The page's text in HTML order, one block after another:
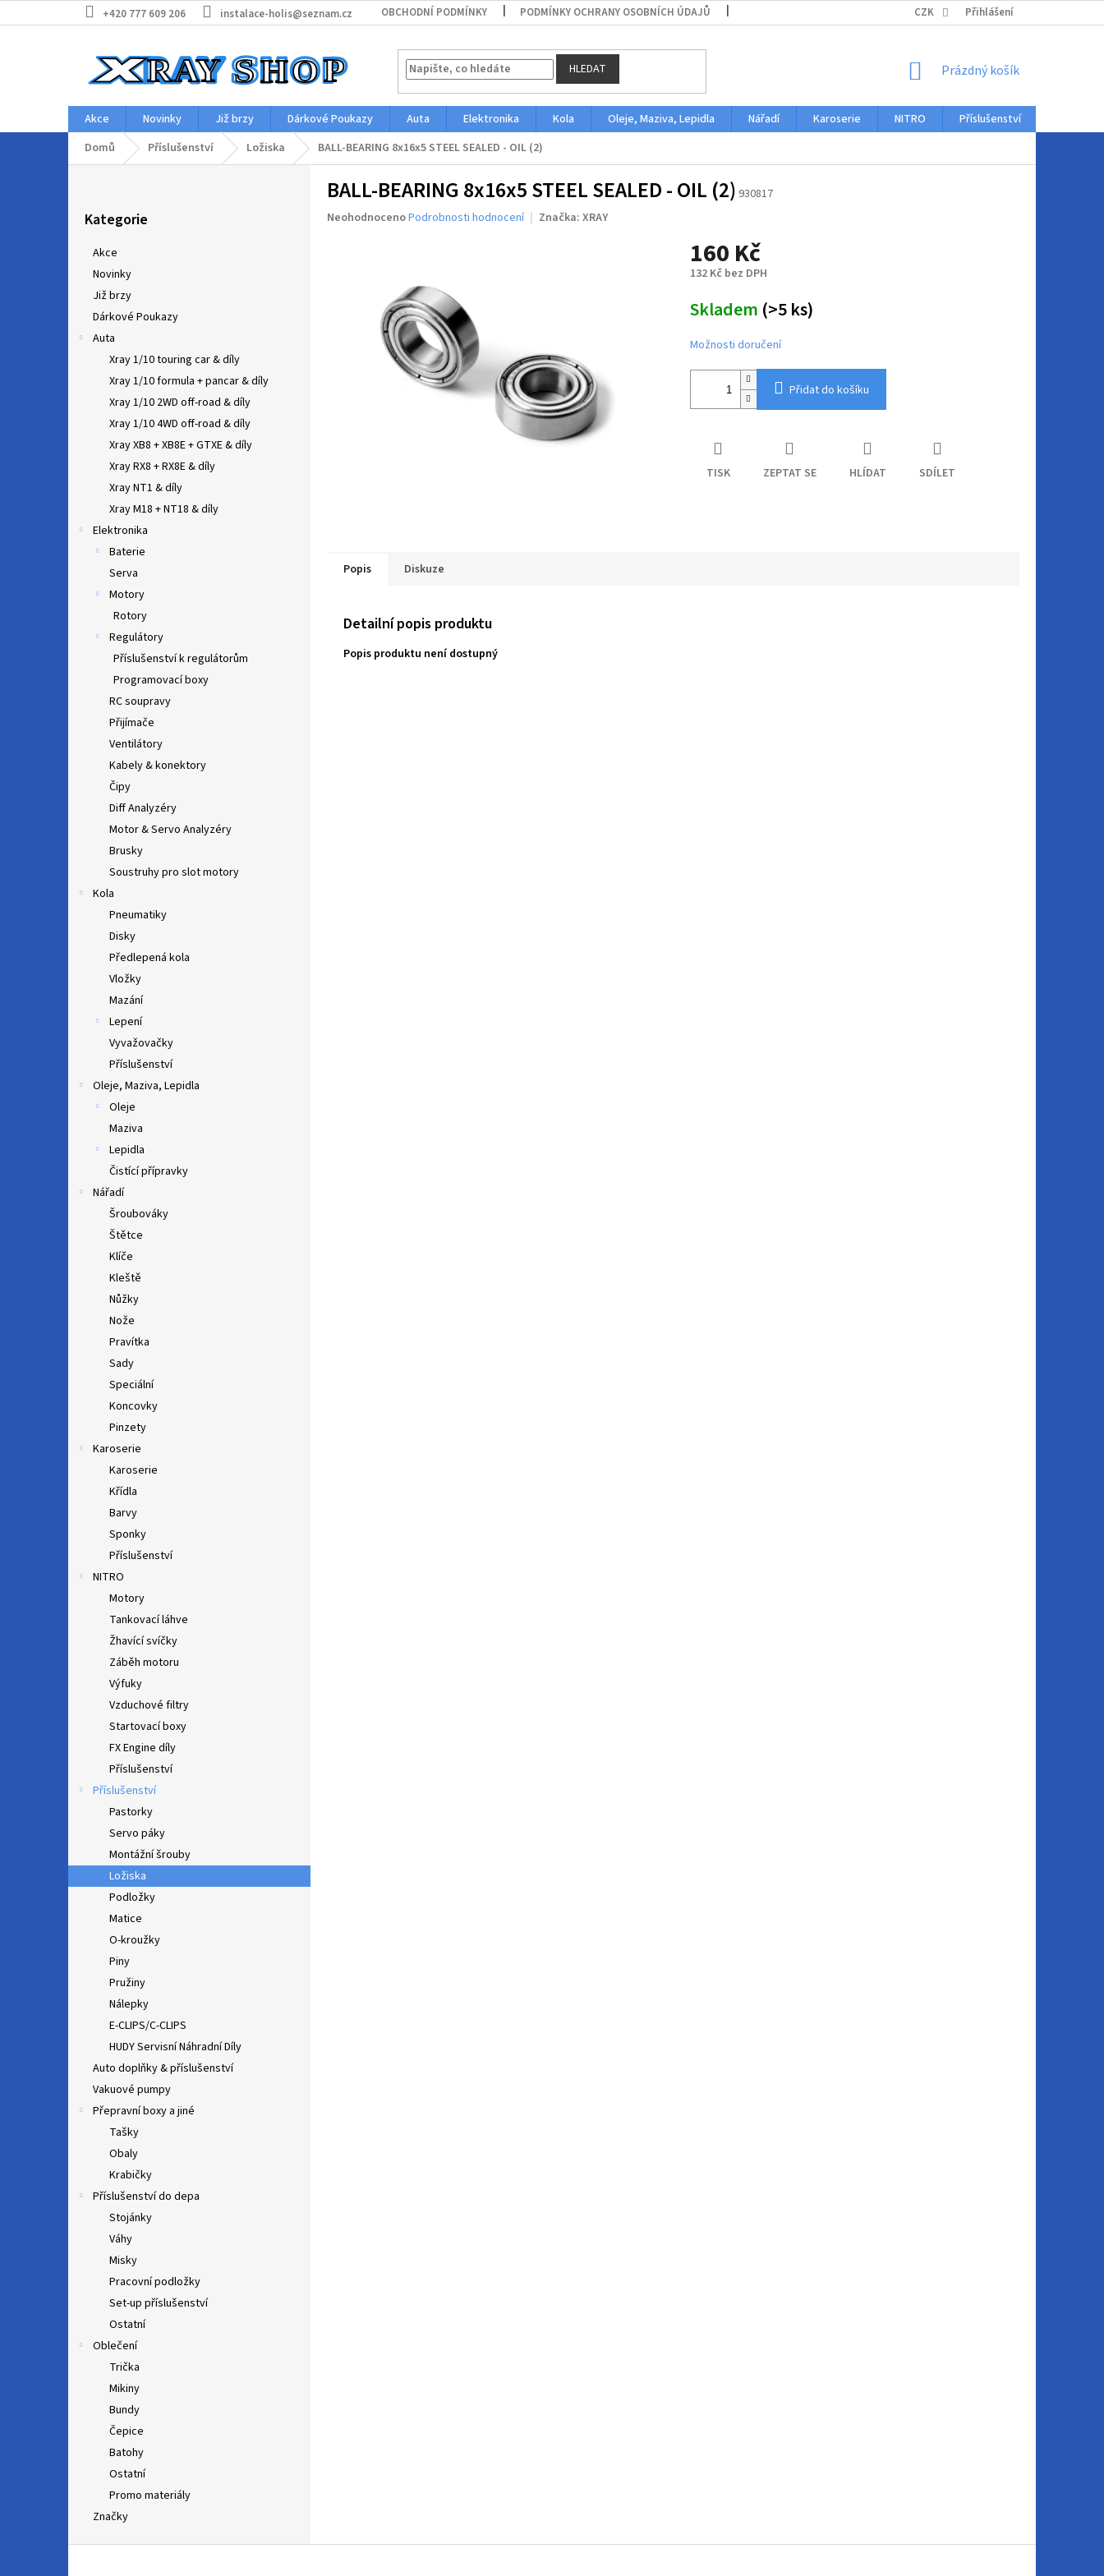
na
+420 777 609 206 instalace-holis@seznam.cz OBCHODNÍ PODMÍNKY PODMÍNKY OCHRANY OSOBNÍCH ÚDAJŮ CZK Přihlášení
HLEDAT
NÁKUPNÍ
Prázdný košík
Akce Novinky Již brzy Dárkové Poukazy Auta Elektronika Kola Oleje, Maziva, Lepidla Nářadí Karoserie NITRO Příslušenství
Domů
Příslušenství Ložiska BALL-BEARING 8x16x5 STEEL SEALED - OIL (2)
kategorie
Kategorie
Akce
Novinky
Již brzy
Dárkové Poukazy
Auta
Xray 1/10 touring car & díly
Xray 1/10 formula + pancar & díly
Xray 1/10 2WD off-road & díly
Xray 1/10 4WD off-road & díly
Xray XB8 + XB8E + GTXE & díly
Xray RX8 + RX8E & díly
Xray NT1 & díly
Xray M18 + NT18 & díly
Elektronika
Baterie
Serva
Motory
Rotory
Regulátory
Příslušenství k regulátorům
Programovací boxy
RC soupravy
Přijímače
Ventilátory
Kabely & konektory
Čipy
Diff Analyzéry
Motor & Servo Analyzéry
Brusky
Soustruhy pro slot motory
Kola
Pneumatiky
Disky
Předlepená kola
Vložky
Mazání
Lepení
Vyvažovačky
Příslušenství
Oleje, Maziva, Lepidla
Oleje
Maziva
Lepidla
Čistící přípravky
Nářadí
Šroubováky
Štětce
Klíče
Kleště
Nůžky
Nože
Pravítka
Sady
Speciální
Koncovky
Pinzety
Karoserie
Karoserie
Křídla
Barvy
Sponky
Příslušenství
NITRO
Motory
Tankovací láhve
Žhavící svíčky
Záběh motoru
Výfuky
Vzduchové filtry
Startovací boxy
FX Engine díly
Příslušenství
Příslušenství
Pastorky
Servo páky
Montážní šrouby
Ložiska
Podložky
Matice
O-kroužky
Piny
Pružiny
Nálepky
E-CLIPS/C-CLIPS
HUDY Servisní Náhradní Díly
Auto doplňky & příslušenství
Vakuové pumpy
Přepravní boxy a jiné
Tašky
Obaly
Krabičky
Příslušenství do depa
Stojánky
Váhy
Misky
Pracovní podložky
Set-up příslušenství
Ostatní
Oblečení
Trička
Mikiny
Bundy
Čepice
Batohy
Ostatní
Promo materiály
Značky
BALL-BEARING 8x16x5 STEEL SEALED - OIL (2) 930817
Průměrné
hvězdiček.
NeohodnocenoPodrobnosti hodnocení Značka: XRAY
160 Kč
132 Kč bez DPH
cena:
Skladem (>5 ks)
Možnosti doručení
Přidat do košíku
TISK ZEPTAT SE HLÍDAT SDÍLET
Popis Diskuze
Detailní popis produktu
Popis produktu není dostupný